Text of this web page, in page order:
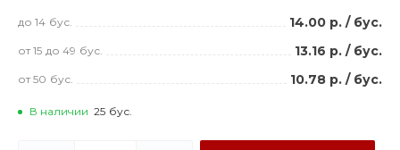
до 14 бус. 14.00 р. / бус.
от 15 до 49 бус. 13.16 р. / бус.
от 50 бус. 10.78 р. / бус.
В наличии 25 бус.